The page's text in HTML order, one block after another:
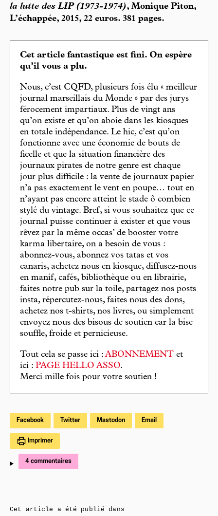
la lutte des LIP (1973-1974), Monique Piton,
L’échappée, 2015, 22 euros. 381 pages.
Cet article fantastique est fini. On espère
qu’il vous a plu.
Nous, c’est CQFD, plusieurs fois élu « meilleur
journal marseillais du Monde » par des jurys
férocement impartiaux. Plus de vingt ans
qu’on existe et qu’on aboie dans les kiosques
en totale indépendance. Le hic, c’est qu’on
fonctionne avec une économie de bouts de
ficelle et que la situation financière des
journaux pirates de notre genre est chaque
jour plus difficile : la vente de journaux papier
n’a pas exactement le vent en poupe… tout en
n’ayant pas encore atteint le stade ô combien
stylé du vintage. Bref, si vous souhaitez que ce
journal puisse continuer à exister et que vous
rêvez par la même occas’ de booster votre
karma libertaire, on a besoin de vous :
abonnez-vous, abonnez vos tatas et vos
canaris, achetez nous en kiosque, diffusez-nous
en manif, cafés, bibliothèque ou en librairie,
faites notre pub sur la toile, partagez nos posts
insta, répercutez-nous, faites nous des dons,
achetez nos t-shirts, nos livres, ou simplement
envoyez nous des bisous de soutien car la bise
souffle, froide et pernicieuse.
Tout cela se passe ici : ABONNEMENT et
ici : PAGE HELLO ASSO.
Merci mille fois pour votre soutien !
Facebook Twitter Mastodon Email
Imprimer
4 commentaires
Cet article a été publié dans